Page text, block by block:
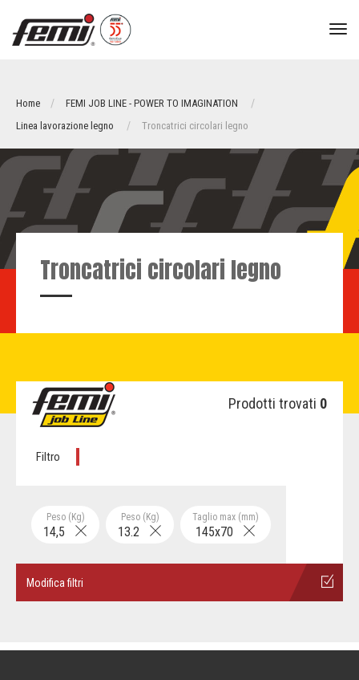
Home
FEMI JOB LINE - POWER TO IMAGINATION
Linea lavorazione legno
Troncatrici circolari legno
Troncatrici circolari legno
Prodotti trovati 0
Filtro
Taglio max (mm)
145x70
Peso (Kg)
13.2
Peso (Kg)
14,5
Modifica filtri